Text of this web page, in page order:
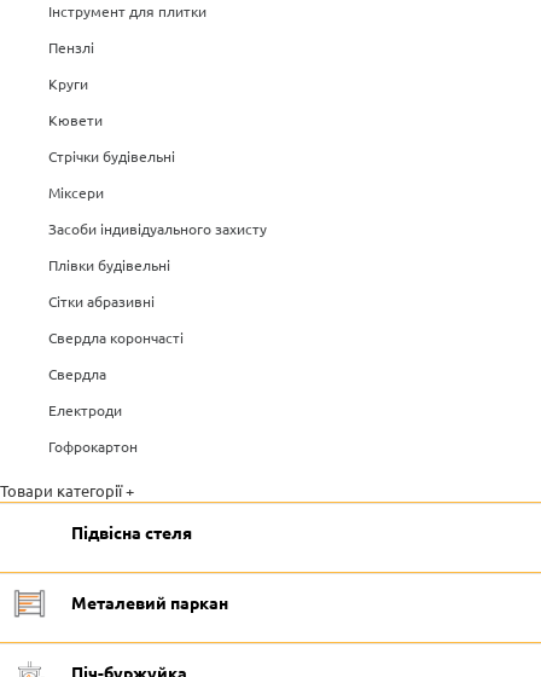
Інструмент для плитки
Пензлі
Круги
Кювети
Стрічки будівельні
Міксери
Засоби індивідуального захисту
Плівки будівельні
Сітки абразивні
Свердла корончасті
Свердла
Електроди
Гофрокартон
Товари категорії +
Підвісна стеля
Металевий паркан
Піч-буржуйка